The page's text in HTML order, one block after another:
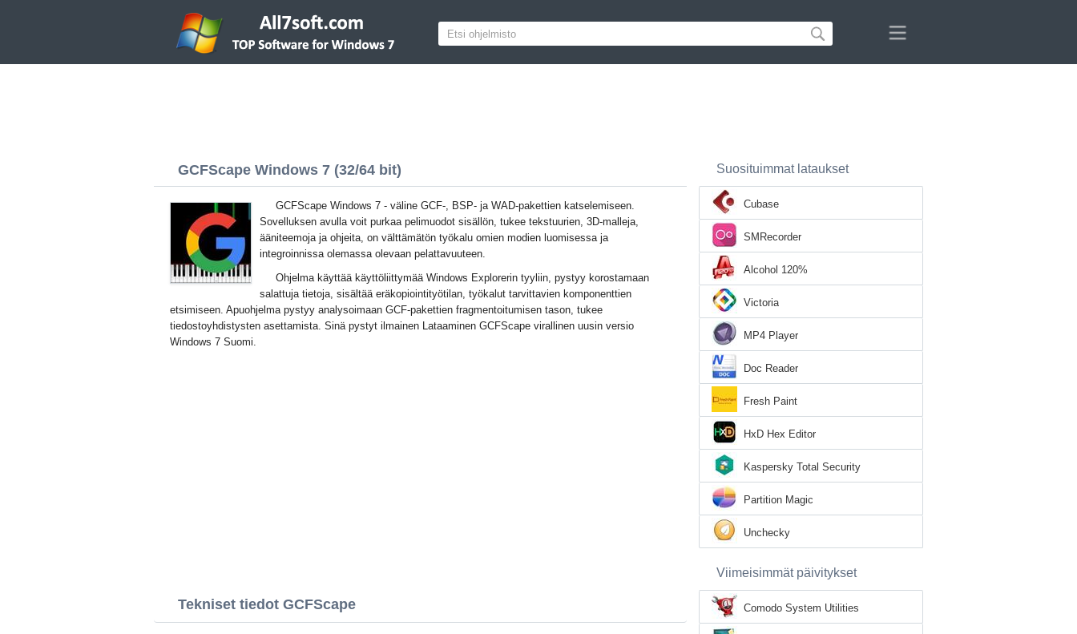
GCFScape Windows 7 (32/64 bit)
GCFScape Windows 7 - väline GCF-, BSP- ja WAD-pakettien katselemiseen.
Sovelluksen avulla voit purkaa pelimuodot sisällön, tukee tekstuurien, 3D-malleja,
ääniteemoja ja ohjeita, on välttämätön työkalu omien modien luomisessa ja
integroinnissa olemassa olevaan pelattavuuteen.
Ohjelma käyttää käyttöliittymää Windows Explorerin tyyliin, pystyy korostamaan
salattuja tietoja, sisältää eräkopiointityötilan, työkalut tarvittavien komponenttien
etsimiseen. Apuohjelma pystyy analysoimaan GCF-pakettien fragmentoitumisen tason, tukee
tiedostoyhdistysten asettamista. Sinä pystyt ilmainen Lataaminen GCFScape virallinen uusin versio
Windows 7 Suomi.
Tekniset tiedot GCFScape
Suosituimmat lataukset
Cubase
SMRecorder
Alcohol 120%
Victoria
MP4 Player
Doc Reader
Fresh Paint
HxD Hex Editor
Kaspersky Total Security
Partition Magic
Unchecky
Viimeisimmät päivitykset
Comodo System Utilities